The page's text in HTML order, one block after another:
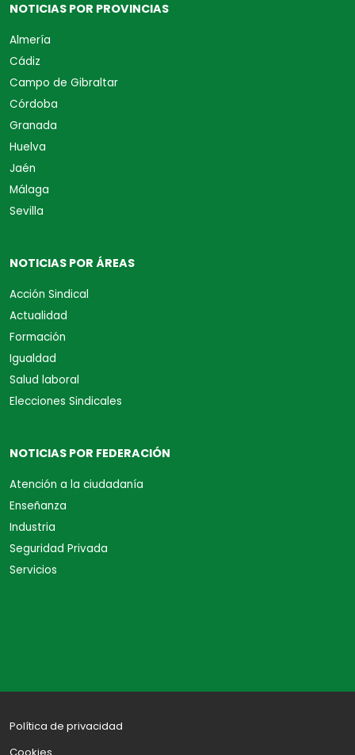
NOTICIAS POR PROVINCIAS
Almería
Cádiz
Campo de Gibraltar
Córdoba
Granada
Huelva
Jaén
Málaga
Sevilla
NOTICIAS POR ÁREAS
Acción Sindical
Actualidad
Formación
Igualdad
Salud laboral
Elecciones Sindicales
NOTICIAS POR FEDERACIÓN
Atención a la ciudadanía
Enseñanza
Industria
Seguridad Privada
Servicios
Política de privacidad